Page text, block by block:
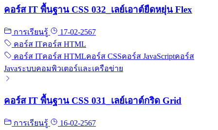
คอร์ส IT พื้นฐาน CSS 032_เลย์เอาต์ยืดหยุ่น Flex
การเรียนรู้
17-02-2567
คอร์ส ITคอร์ส HTML
คอร์ส ITคอร์ส HTMLคอร์ส CSSคอร์ส JavaScriptคอร์ส
Javaระบบคอมพิวเตอร์และเครือข่าย
คอร์ส IT พื้นฐาน CSS 031_เลย์เอาต์กริด Grid
การเรียนรู้
16-02-2567